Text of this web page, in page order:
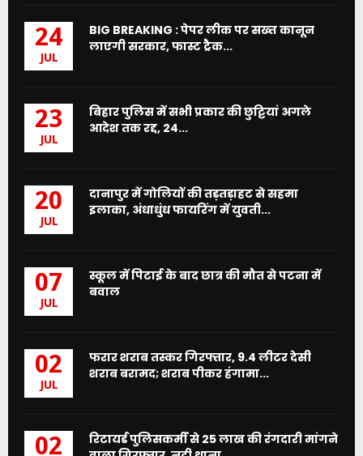
24
JUL
BIG BREAKING : पेपर लीक पर सख्त कानून
लाएगी सरकार, फास्ट ट्रैक...
23
JUL
बिहार पुलिस में सभी प्रकार की छुट्टियां अगले
आदेश तक रद्द, 24...
20
JUL
दानापुर में गोलियों की तड़तड़ाहट से सहमा
इलाका, अंधाधुंध फायरिंग में युवती...
07
JUL
स्कूल में पिटाई के बाद छात्र की मौत से पटना में
बवाल
02
JUL
फरार शराब तस्कर गिरफ्तार, 9.4 लीटर देसी
शराब बरामद; शराब पीकर हंगामा...
02
रिटायर्ड पुलिसकर्मी से 25 लाख की रंगदारी मांगने